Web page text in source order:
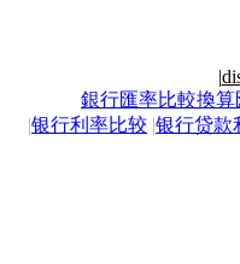
|
銀行匯率比較換算
|银行利率比较 |银行贷款